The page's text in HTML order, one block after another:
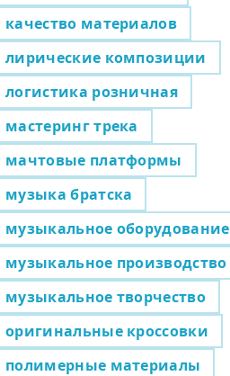
качество материалов
лирические композиции
логистика розничная
мастеринг трека
мачтовые платформы
музыка братска
музыкальное оборудование
музыкальное производство
музыкальное творчество
оригинальные кроссовки
полимерные материалы